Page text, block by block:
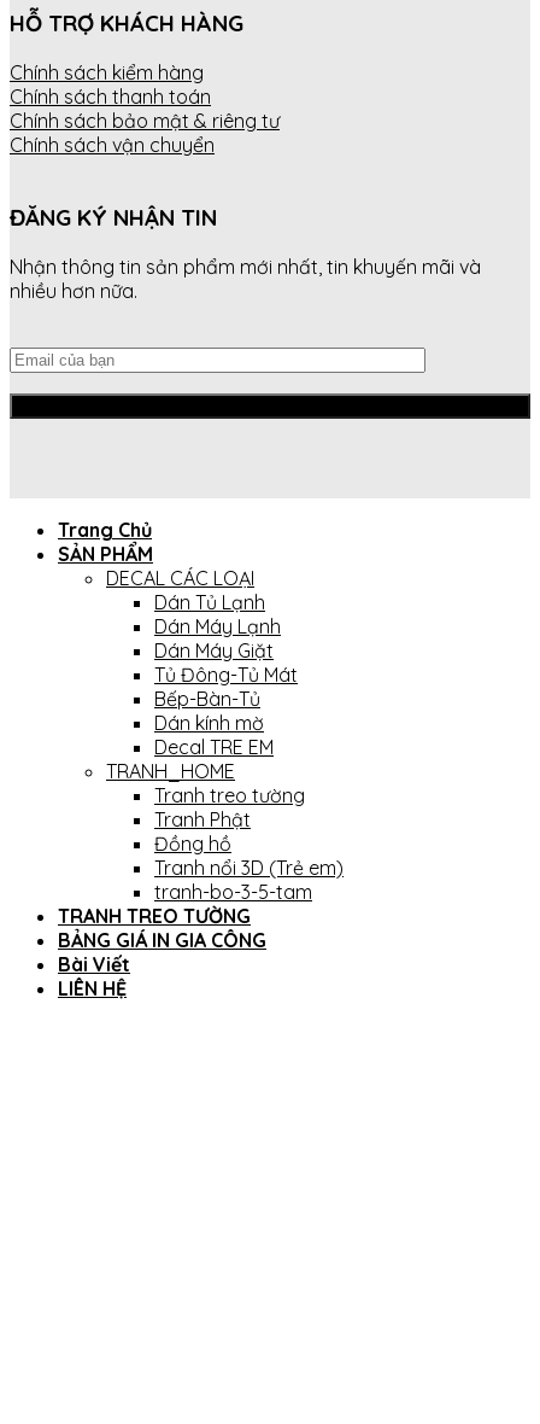
HỖ TRỢ KHÁCH HÀNG
Chính sách kiểm hàng
Chính sách thanh toán
Chính sách bảo mật & riêng tư
Chính sách vận chuyển
ĐĂNG KÝ NHẬN TIN
Nhận thông tin sản phẩm mới nhất, tin khuyến mãi và
nhiều hơn nữa.
Trang Chủ
SẢN PHẨM
DECAL CÁC LOẠI
Dán Tủ Lạnh
Dán Máy Lạnh
Dán Máy Giặt
Tủ Đông-Tủ Mát
Bếp-Bàn-Tủ
Dán kính mờ
Decal TRE EM
TRANH_HOME
Tranh treo tường
Tranh Phật
Đồng hồ
Tranh nổi 3D (Trẻ em)
tranh-bo-3-5-tam
TRANH TREO TƯỜNG
BẢNG GIÁ IN GIA CÔNG
Bài Viết
LIÊN HỆ